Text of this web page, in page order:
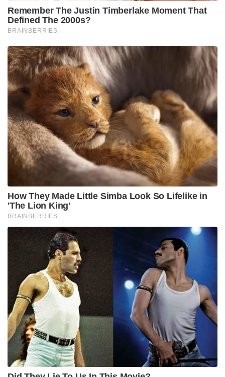
ഗുണനിലവാരവും ഇത്തരം സംഭവങ്ങളിൽ പ്രധാന പങ്ക്
വഹിക്കുന്നു. ഗുണനിലവാരം കുറഞ്ഞതോ വ്യാജമോ
ആയ ബാറ്ററികൾ പലപ്പോഴും സുരക്ഷിതമല്ല.
മോശം ചാർജർ
ബാറ്ററിയുടെ ഗുണനിലവാരം കൂടാതെ, ചാർജറിൻറെ
ഗുണനിലവാരവും ഇത്തരം സംഭവങ്ങൾക്ക്
കാരണമാകുന്നു. ഫോൺ ചാർജ് ചെയ്യാൻ എപ്പോഴും
ഒറിജിനൽ ചാർജർ ഉപയോഗിക്കുക.
ഫോൺ പൊട്ടിത്തെറിക്കുന്നത് തടയാൻ എന്ത്
നടപടികളാണ് സ്വീകരിക്കേണ്ടത്?
ഒറിജിനൽ ചാർജറും ബാറ്ററിയും ഉപയോഗിക്കുക.
ദീർഘനേരം ഫോൺ ചാർജ് ചെയ്യുന്നത് ഒഴിവാക്കുക.
ബാറ്ററി വീർക്കുകയാണെങ്കിൽ റിസ്‌ക് എടുക്കരുത്,
ഉടൻ തന്നെ അത് മാറ്റുക.
smart phone